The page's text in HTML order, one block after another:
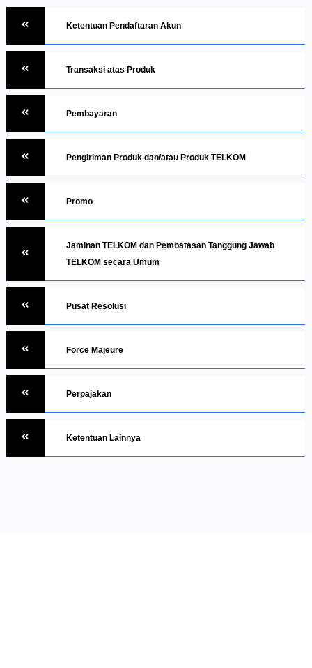
Ketentuan Pendaftaran Akun
Transaksi atas Produk
Pembayaran
Pengiriman Produk dan/atau Produk TELKOM
Promo
Jaminan TELKOM dan Pembatasan Tanggung Jawab
TELKOM secara Umum
Pusat Resolusi
Force Majeure
Perpajakan
Ketentuan Lainnya